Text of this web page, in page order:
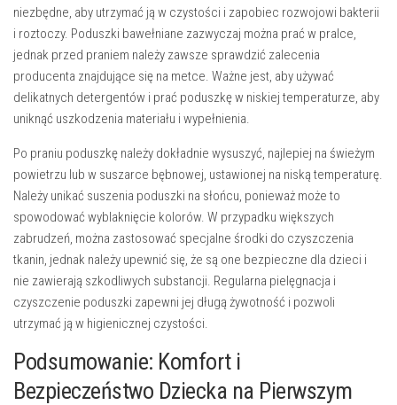
niezbędne, aby utrzymać ją w czystości i zapobiec rozwojowi bakterii
i roztoczy. Poduszki bawełniane zazwyczaj można prać w pralce,
jednak przed praniem należy zawsze sprawdzić zalecenia
producenta znajdujące się na metce. Ważne jest, aby używać
delikatnych detergentów i prać poduszkę w niskiej temperaturze, aby
uniknąć uszkodzenia materiału i wypełnienia.
Po praniu poduszkę należy dokładnie wysuszyć, najlepiej na świeżym
powietrzu lub w suszarce bębnowej, ustawionej na niską temperaturę.
Należy unikać suszenia poduszki na słońcu, ponieważ może to
spowodować wyblaknięcie kolorów. W przypadku większych
zabrudzeń, można zastosować specjalne środki do czyszczenia
tkanin, jednak należy upewnić się, że są one bezpieczne dla dzieci i
nie zawierają szkodliwych substancji. Regularna pielęgnacja i
czyszczenie poduszki zapewni jej długą żywotność i pozwoli
utrzymać ją w higienicznej czystości.
Podsumowanie: Komfort i
Bezpieczeństwo Dziecka na Pierwszym